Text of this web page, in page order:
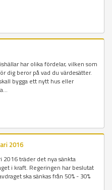
har olika fördelar, vilken som
dig beror på vad du värdesätter.
bygga ett nytt hus eller
2016
2016 träder det nya sänkta
i kraft. Regeringen har beslutat
ska sänkas från 50% - 30%